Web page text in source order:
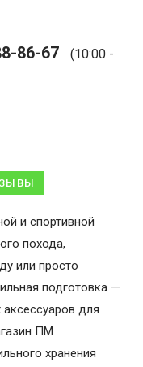
86-67
(10:00 -
и спортивной
похода,
или просто
подготовка —
для
ПМ
хранения